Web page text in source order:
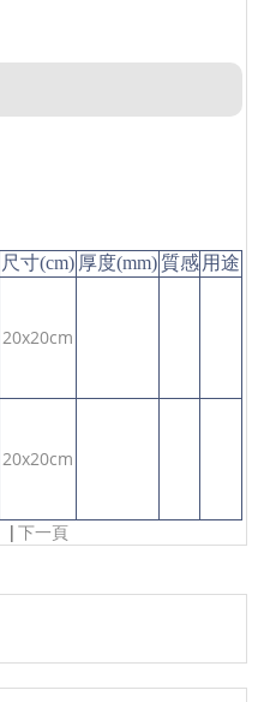
尺寸(cm) 厚度(mm) 質感 用途
20x20cm
20x20cm
| 下一頁